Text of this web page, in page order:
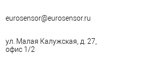
eurosensor@eurosensor.ru
ул. Малая Калужская, д. 27,
офис 1/2